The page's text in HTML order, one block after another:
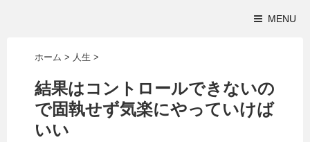
MENU
ホーム > 人生 >
結果はコントロールできないの
で固執せず気楽にやっていけば
いい